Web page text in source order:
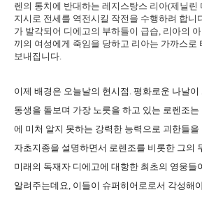
렌의 통치에 반대하는 레지스탕스 리아(제닐린
지시로 전세를 역전시킬 작전을 수행하려 합니
가 발각되어 디에고의 부하들이 급습, 리아의
끼의 여성에게 죽임을 당하고 리아는 가까스로
보내집니다.
이제 배경은 오늘날의 현시점. 평화로운 나날
동생을 돌보며 가장 노릇을 하고 있는 로렌조
에 미처 알지 못하는 강력한 능력으로 괴한들
자초지종을 설명하면서 로렌조를 비롯한 그의
미래의 독재자 디에고에 대항한 최초의 영웅들
알려주는데요, 이들이 슈퍼히어로로서 각성해